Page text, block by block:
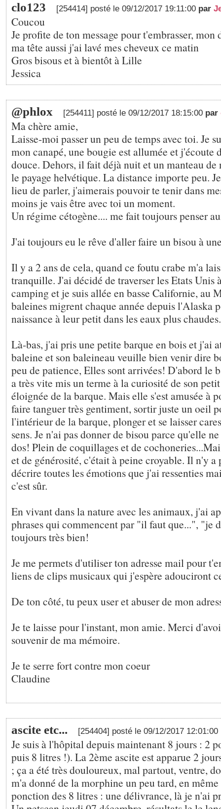
clo123 [254414] posté le 09/12/2017 19:11:00 par
Coucou
Je profite de ton message pour t'embrasser, mon
ma tête aussi j'ai lavé mes cheveux ce matin
Gros bisous et à bientôt à Lille
Jessica
@phlox [254411] posté le 09/12/2017 18:15:00 par
Ma chère amie,
Laisse-moi passer un peu de temps avec toi. Je
mon canapé, une bougie est allumée et j'écoute
douce. Dehors, il fait déjà nuit et un manteau de
le payage helvétique. La distance importe peu.
lieu de parler, j'aimerais pouvoir te tenir dans
moins je vais être avec toi un moment.
Un régime cétogène.... me fait toujours penser
J'ai toujours eu le rêve d'aller faire un bisou à
Il y a 2 ans de cela, quand ce foutu crabe m'a
tranquille. J'ai décidé de traverser les Etats Unis
camping et je suis allée en basse Californie, au
baleines migrent chaque année depuis l'Alaska
naissance à leur petit dans les eaux plus chaudes.
Là-bas, j'ai pris une petite barque en bois et j'ai
baleine et son baleineau veuille bien venir dire
peu de patience, Elles sont arrivées! D'abord le
a très vite mis un terme à la curiosité de son
éloignée de la barque. Mais elle s'est amusée à
faire tanguer très gentiment, sortir juste un oeil
l'intérieur de la barque, plonger et se laisser
sens. Je n'ai pas donner de bisou parce qu'elle
dos! Plein de coquillages et de
et de générosité, c'était à peine croyable. Il n'y a
décrire toutes les émotions que j'ai ressenties
c'est sûr.
En vivant dans la nature avec les animaux, j'ai
phrases qui commencent par "il faut que...", "je
toujours très bien!
Je me permets d'utiliser ton adresse mail pour
liens de clips musicaux qui j'espère adouciront
De ton côté, tu peux user et abuser de mon
Je te laisse pour l'instant, mon amie. Merci
souvenir de ma mémoire.
Je te serre fort contre mon coeur
Claudine
ascite etc... [254404] posté le 09/12/2017 12:01:00
Je suis à l'hôpital depuis maintenant 8 jours : 2
puis 8 litres !). La 2ème ascite est apparue 2
; ça a été très douloureux, mal partout, ventre,
m'a donné de la morphine un peu tard, en
ponction des 8 litres : une délivrance, là je n'ai